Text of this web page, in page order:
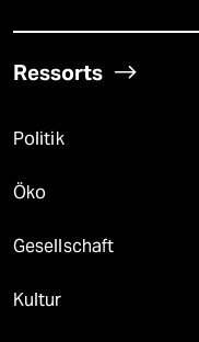
Ressorts
Politik
Öko
Gesellschaft
Kultur